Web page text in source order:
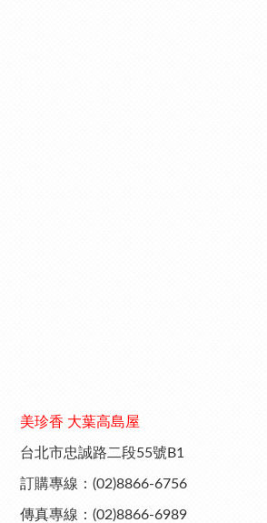
美珍香 大葉高島屋
台北市忠誠路二段55號B1
訂購專線：(02)8866-6756
傳真專線：(02)8866-6989